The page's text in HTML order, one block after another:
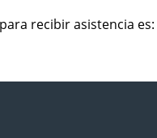
recibir asistencia es: